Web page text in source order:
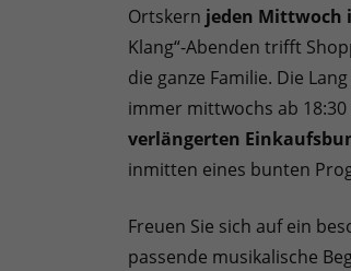
Ortskern jeden Mittwoch
Klang“-Abenden trifft
die ganze Familie. Die
immer mittwochs ab
verlängerten
inmitten eines bunten
Freuen Sie sich auf ein
passende musikalische